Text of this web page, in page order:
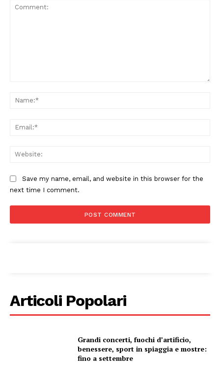
Save my name, email, and website in this browser for the
next time I comment.
Articoli Popolari
Grandi concerti, fuochi d’artificio,
benessere, sport in spiaggia e mostre:
fino a settembre